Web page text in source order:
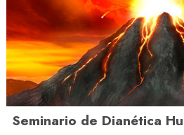
Seminario de Dianética